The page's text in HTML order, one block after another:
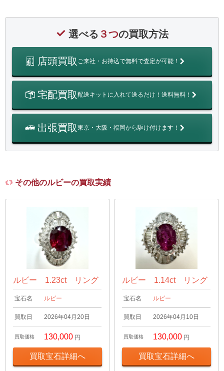
選べる ３つの買取方法
店頭買取 ご来社・お持込で無料で査定が可能！
宅配買取配送キットに入れて送るだけ！送料無料！
出張買取東京・大阪・福岡から駆け付けます！
その他のルビーの買取実績
ルビー 1.23ct リング
宝石名 ルビー
買取日 2026年04月20日
買取価格 130,000 円
買取宝石詳細へ
ルビー 1.14ct リング
宝石名 ルビー
買取日 2026年04月10日
買取価格 130,000 円
買取宝石詳細へ